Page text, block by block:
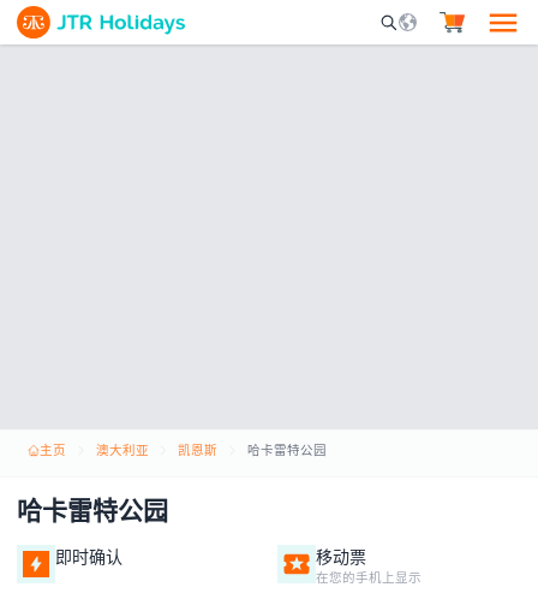
Mobile Search
主页 澳大利亚 凯恩斯 哈卡雷特公园
哈卡雷特公园
即时确认 移动票
在您的手机上显示